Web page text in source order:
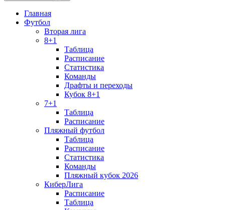
Главная
Футбол
Вторая лига
8+1
Таблица
Расписание
Статистика
Команды
Драфты и переходы
Кубок 8+1
7+1
Таблица
Расписание
Пляжный футбол
Таблица
Расписание
Статистика
Команды
Пляжный кубок 2026
КиберЛига
Расписание
Таблица